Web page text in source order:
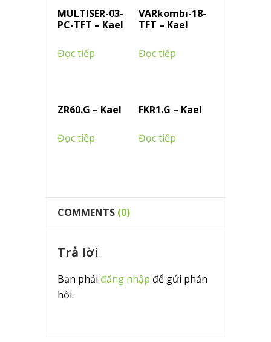
MULTISER-03-
PC-TFT – Kael
Đọc tiếp
VARkombı-18-
TFT – Kael
Đọc tiếp
ZR60.G – Kael
Đọc tiếp
FKR1.G – Kael
Đọc tiếp
COMMENTS (0)
Trả lời
Bạn phải đăng nhập để gửi phản
hồi.